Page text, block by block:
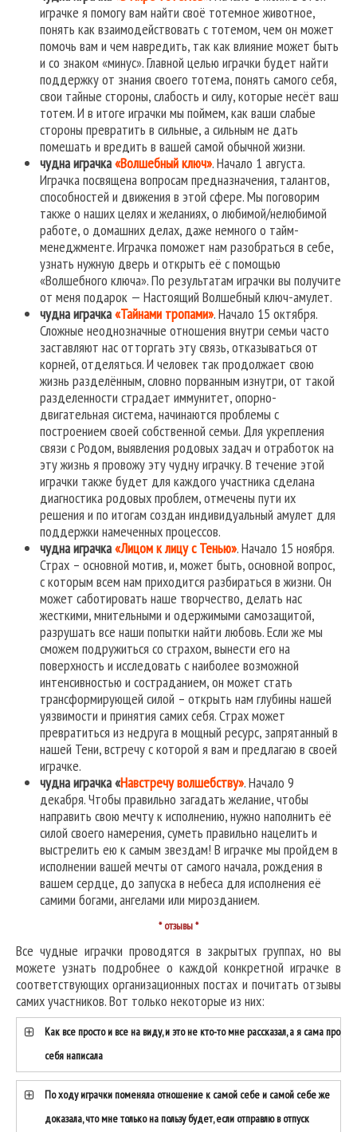
играчке я помогу вам найти своё тотемное животное,
понять как взаимодействовать с тотемом, чем он может
помочь вам и чем навредить, так как влияние может быть
и со знаком «минус». Главной целью играчки будет найти
поддержку от знания своего тотема, понять самого себя,
свои тайные стороны, слабость и силу, которые несёт ваш
тотем. И в итоге играчки мы поймем, как ваши слабые
стороны превратить в сильные, а сильным не дать
помешать и вредить в вашей самой обычной жизни.
чудна играчка«Волшебный ключ». Начало 1 августа.
Играчка посвящена вопросам предназначения, талантов,
способностей и движения в этой сфере. Мы поговорим
также о наших целях и желаниях, о любимой/нелюбимой
работе, о домашних делах, даже немного о тайм-
менеджменте. Играчка поможет нам разобраться в себе,
узнать нужную дверь и открыть её с помощью
«Волшебного ключа». По результатам играчки вы получите
от меня подарок — Настоящий Волшебный ключ-амулет.
чудна играчка«Тайнами тропами». Начало 15 октября.
Сложные неоднозначные отношения внутри семьи часто
заставляют нас отторгать эту связь, отказываться от
корней, отделяться. И человек так продолжает свою
жизнь разделённым, словно порванным изнутри, от такой
разделенности страдает иммунитет, опорно-
двигательная система, начинаются проблемы с
построением своей собственной семьи. Для укрепления
связи с Родом, выявления родовых задач и отработок на
эту жизнь я провожу эту чудну играчку. В течение этой
играчки также будет для каждого участника сделана
диагностика родовых проблем, отмечены пути их
решения и по итогам создан индивидуальный амулет для
поддержки намеченных процессов.
чудна играчка«Лицом к лицу с Тенью». Начало 15 ноября.
Страх – основной мотив, и, может быть, основной вопрос,
с которым всем нам приходится разбираться в жизни. Он
может саботировать наше творчество, делать нас
жесткими, мнительными и одержимыми самозащитой,
разрушать все наши попытки найти любовь. Если же мы
сможем подружиться со страхом, вынести его на
поверхность и исследовать с наиболее возможной
интенсивностью и состраданием, он может стать
трансформирующей силой – открыть нам глубины нашей
уязвимости и принятия самих себя. Страх может
превратиться из недруга в мощный ресурс, запрятанный в
нашей Тени, встречу с которой я вам и предлагаю в своей
играчке.
чудна играчка «Навстречу волшебству». Начало 9
декабря. Чтобы правильно загадать желание, чтобы
направить свою мечту к исполнению, нужно наполнить её
силой своего намерения, суметь правильно нацелить и
выстрелить ею к самым звездам! В играчке мы пройдем в
исполнении вашей мечты от самого начала, рождения в
вашем сердце, до запуска в небеса для исполнения её
самими богами, ангелами или мирозданием.
* отзывы *
Все чудные играчки проводятся в закрытых группах, но вы
можете узнать подробнее о каждой конкретной играчке в
соответствующих организационных постах и почитать отзывы
самих участников. Вот только некоторые из них:
Как все просто и все на виду, и это не кто-то мне рассказал, а я сама про
себя написала
По ходу играчки поменяла отношение к самой себе и самой себе же
доказала, что мне только на пользу будет, если отправлю в отпуск